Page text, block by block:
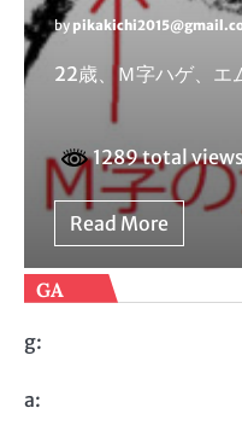
by
22歳、Ｍ字ハゲ、
1289 total views
Read More
GA
g:
a: